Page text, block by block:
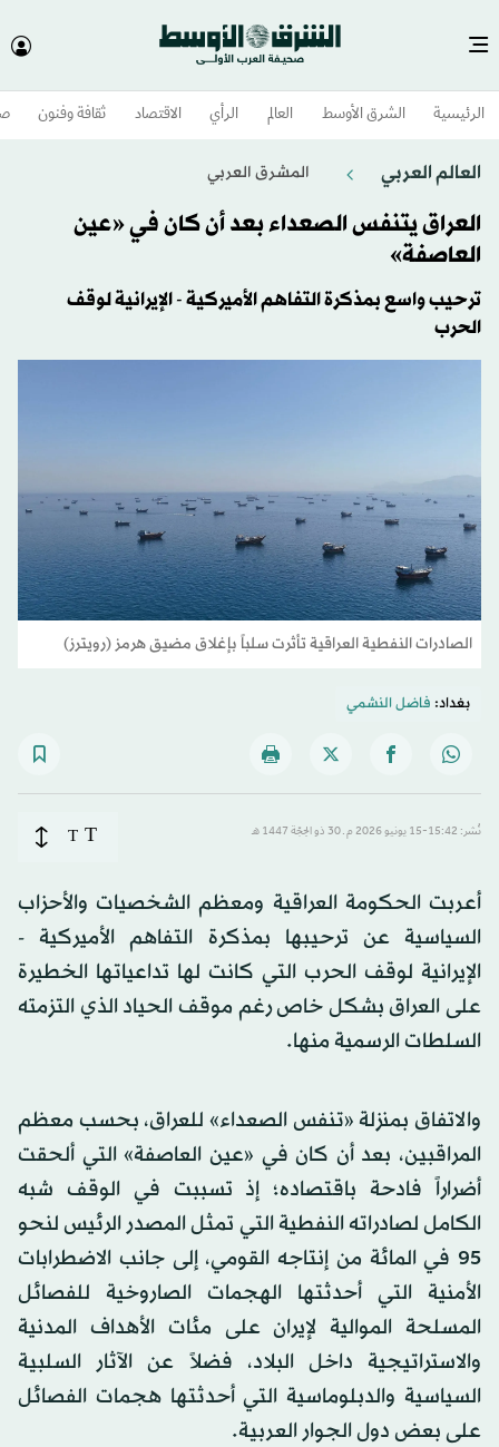
الرئيسية الشرق الأوسط​ العالم الرأي الاقتصاد ثقافة وفنون
العالم العربي المشرق العربي
العراق يتنفس الصعداء بعد أن كان في «عين
العاصفة»
ترحيب واسع بمذكرة التفاهم الأميركية - الإيرانية لوقف
الحرب
الصادرات النفطية العراقية تأثرت سلباً بإغلاق مضيق هرمز (رويترز)
بغداد: فاضل النشمي
نُشر: 15:42-15 يونيو 2026 م ـ 30 ذو الحِجّة 1447 هـ T
T
أعربت الحكومة العراقية ومعظم الشخصيات والأحزاب
السياسية عن ترحيبها بمذكرة التفاهم الأميركية -
الإيرانية لوقف الحرب التي كانت لها تداعياتها الخطيرة
على العراق بشكل خاص رغم موقف الحياد الذي التزمته
السلطات الرسمية منها.
والاتفاق بمنزلة «تنفس الصعداء» للعراق، بحسب معظم
المراقبين، بعد أن كان في «عين العاصفة» التي ألحقت
أضراراً فادحة باقتصاده؛ إذ تسببت في الوقف شبه
الكامل لصادراته النفطية التي تمثل المصدر الرئيس لنحو
95 في المائة من إنتاجه القومي، إلى جانب الاضطرابات
الأمنية التي أحدثتها الهجمات الصاروخية للفصائل
المسلحة الموالية لإيران على مئات الأهداف المدنية
والاستراتيجية داخل البلاد، فضلاً عن الآثار السلبية
السياسية والدبلوماسية التي أحدثتها هجمات الفصائل
على بعض دول الجوار العربية.